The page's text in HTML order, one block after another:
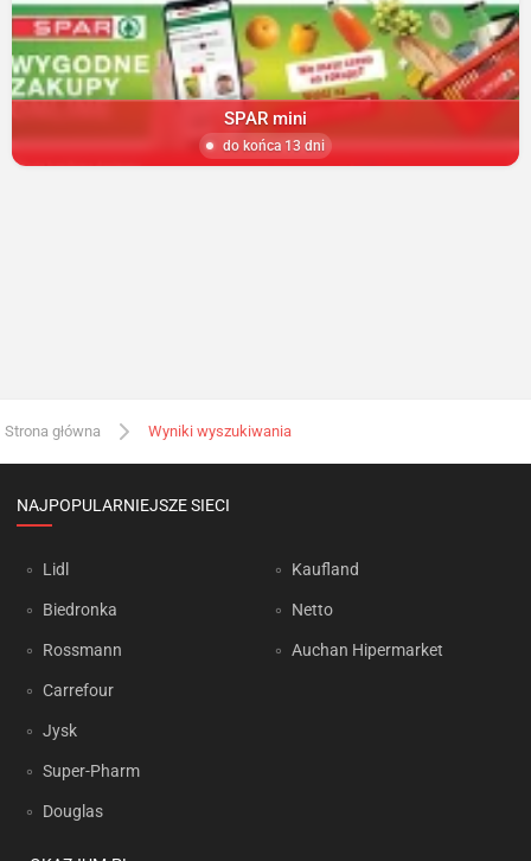
SPAR mini
do końca 13 dni
Strona główna Wyniki wyszukiwania
NAJPOPULARNIEJSZE SIECI
Lidl
Biedronka
Rossmann
Carrefour
Jysk
Super-Pharm
Douglas
Kaufland
Netto
Auchan Hipermarket